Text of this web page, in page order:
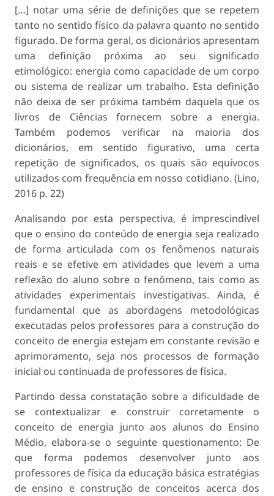
[…] notar uma série de definições que se repetem
tanto no sentido físico da palavra quanto no sentido
figurado. De forma geral, os dicionários apresentam
uma definição próxima ao seu significado
etimológico: energia como capacidade de um corpo
ou sistema de realizar um trabalho. Esta definição
não deixa de ser próxima também daquela que os
livros de Ciências fornecem sobre a energia.
Também podemos verificar na maioria dos
dicionários, em sentido figurativo, uma certa
repetição de significados, os quais são equívocos
utilizados com frequência em nosso cotidiano. (Lino,
2016 p. 22)
Analisando por esta perspectiva, é imprescindível
que o ensino do conteúdo de energia seja realizado
de forma articulada com os fenômenos naturais
reais e se efetive em atividades que levem a uma
reflexão do aluno sobre o fenômeno, tais como as
atividades experimentais investigativas. Ainda, é
fundamental que as abordagens metodológicas
executadas pelos professores para a construção do
conceito de energia estejam em constante revisão e
aprimoramento, seja nos processos de formação
inicial ou continuada de professores de física.
Partindo dessa constatação sobre a dificuldade de
se contextualizar e construir corretamente o
conceito de energia junto aos alunos do Ensino
Médio, elabora-se o seguinte questionamento: De
que forma podemos desenvolver junto aos
professores de física da educação básica estratégias
de ensino e construção de conceitos acerca dos